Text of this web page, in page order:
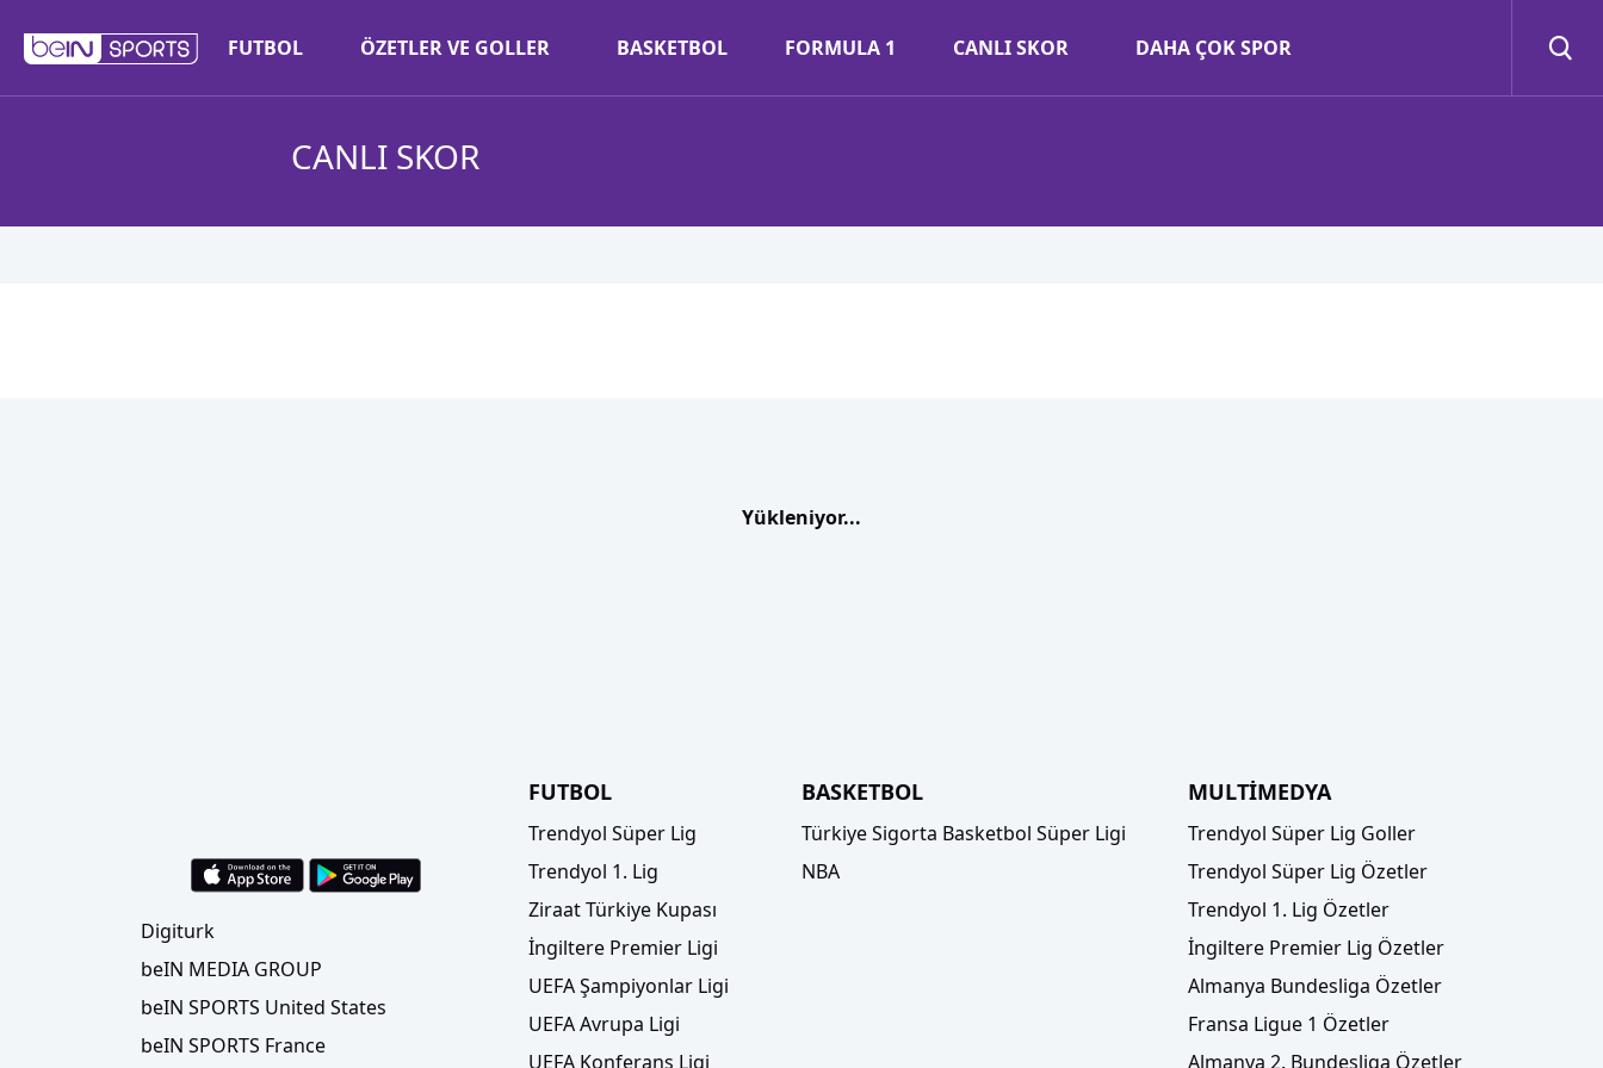
FUTBOL ÖZETLER VE GOLLER BASKETBOL FORMULA 1 CANLI SKOR DAHA ÇOK SPOR
CANLI SKOR
Yükleniyor...
Digiturk
beIN MEDIA GROUP
beIN SPORTS United States
beIN SPORTS France
FUTBOL
Trendyol Süper Lig
Trendyol 1. Lig
Ziraat Türkiye Kupası
İngiltere Premier Ligi
UEFA Şampiyonlar Ligi
UEFA Avrupa Ligi
UEFA Konferans Ligi
BASKETBOL
Türkiye Sigorta Basketbol Süper Ligi
NBA
MULTİMEDYA
Trendyol Süper Lig Goller
Trendyol Süper Lig Özetler
Trendyol 1. Lig Özetler
İngiltere Premier Lig Özetler
Almanya Bundesliga Özetler
Fransa Ligue 1 Özetler
Almanya 2. Bundesliga Özetler